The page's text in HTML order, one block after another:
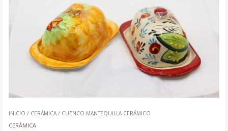
INICIO / CERÁMICA/ CUENCO MANTEQUILLA CERÁMICO
CERÁMICA